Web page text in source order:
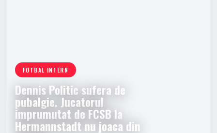
FOTBAL INTERN
Dennis Politic sufera de
pubalgie. Jucatorul
imprumutat de FCSB la
Hermannstadt nu joaca din